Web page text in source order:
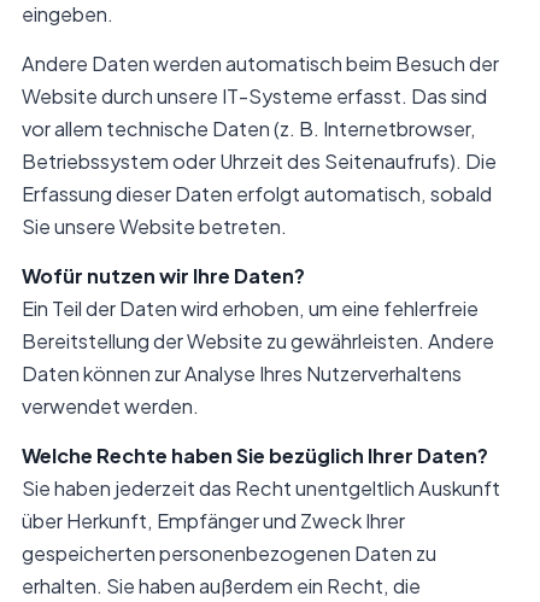
eingeben.
Andere Daten werden automatisch beim Besuch der
Website durch unsere IT-Systeme erfasst. Das sind
vor allem technische Daten (z. B. Internetbrowser,
Betriebssystem oder Uhrzeit des Seitenaufrufs). Die
Erfassung dieser Daten erfolgt automatisch, sobald
Sie unsere Website betreten.
Wofür nutzen wir Ihre Daten?
Ein Teil der Daten wird erhoben, um eine fehlerfreie
Bereitstellung der Website zu gewährleisten. Andere
Daten können zur Analyse Ihres Nutzerverhaltens
verwendet werden.
Welche Rechte haben Sie bezüglich Ihrer Daten?
Sie haben jederzeit das Recht unentgeltlich Auskunft
über Herkunft, Empfänger und Zweck Ihrer
gespeicherten personenbezogenen Daten zu
erhalten. Sie haben außerdem ein Recht, die